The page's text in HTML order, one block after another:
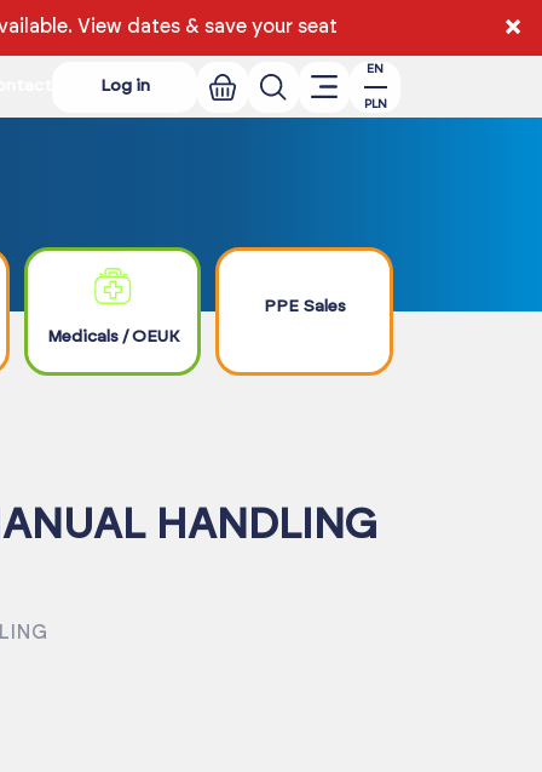
View dates & save your seat ×
Log in
EN
PLN
Medicals / OEUK
PPE Sales
HANDLING